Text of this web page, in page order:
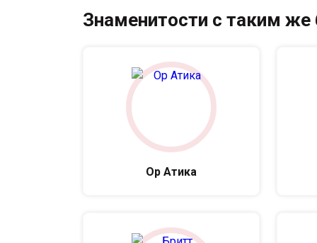
Знаменитости с таким
Ор Атика